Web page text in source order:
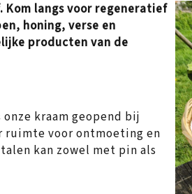
Kom langs voor regeneratief
honing, verse en
producten van de
kraam geopend bij
ruimte voor ontmoeting en
kan zowel met pin als